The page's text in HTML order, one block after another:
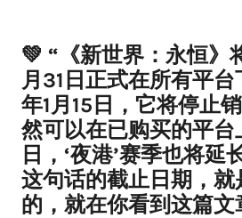
💚 “《新世界：永恒》
月31日正式在所有平
年1月15日，它将停止
然可以在已购买的平台
日，‘夜港’赛季也将延
这句话的截止日期，
的，就在你看到这篇文